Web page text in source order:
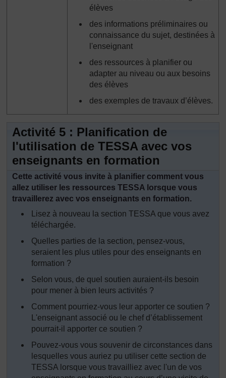
élèves
des informations préliminaires ou
connaissance du sujet, destinées à
l'enseignant
des ressources à planifier ou
adapter au niveau ou aux besoins
des élèves
des exemples de travaux d’élèves.
Activité 5 : Planification de
l'utilisation de TESSA avec vos
enseignants en formation
Cette activité vous invite à planifier comment vous
allez utiliser les ressources TESSA lorsque vous
travaillerez avec vos enseignants en formation.
Lisez à nouveau la section TESSA que vous avez
téléchargée.
Quelles parties de la section, pensez-vous,
seraient les plus utiles pour des enseignants en
formation ?
Selon vous, de quel soutien auraient-ils besoin
pour mener à bien leurs activités ?
Comment pourriez-vous leur apporter ce soutien ?
L'enseignant associé ou le chef d’établissement
pourrait-il apporter ce soutien ?
Pouvez-vous vous souvenir de circonstances dans
lesquelles vous auriez pu utiliser cette section de
TESSA lorsque vous travailliez avec l'un de vos